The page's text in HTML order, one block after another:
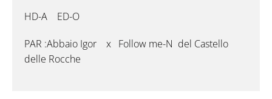
HD-A ED-O
PAR :Abbaio Igor x Follow me-N del Castello
delle Rocche